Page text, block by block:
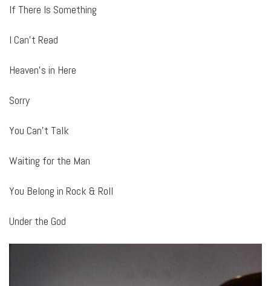
If There Is Something
I Can’t Read
Heaven’s in Here
Sorry
You Can’t Talk
Waiting for the Man
You Belong in Rock & Roll
Under the God